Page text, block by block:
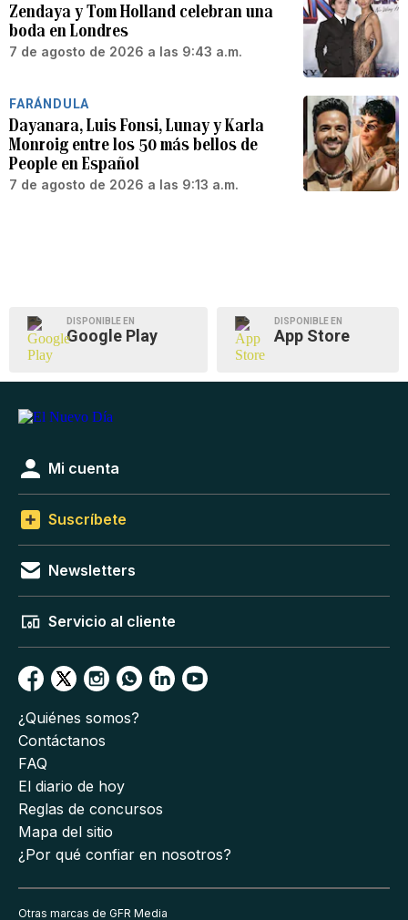
Zendaya y Tom Holland celebran una
boda en Londres
7 de agosto de 2026 a las 9:43 a.m.
FARÁNDULA
Dayanara, Luis Fonsi, Lunay y Karla
Monroig entre los 50 más bellos de
People en Español
7 de agosto de 2026 a las 9:13 a.m.
DISPONIBLE EN
Google Play
DISPONIBLE EN
App Store
Mi cuenta
Suscríbete
Newsletters
Servicio al cliente
¿Quiénes somos?
Contáctanos
FAQ
El diario de hoy
Reglas de concursos
Mapa del sitio
¿Por qué confiar en nosotros?
Otras marcas de GFR Media